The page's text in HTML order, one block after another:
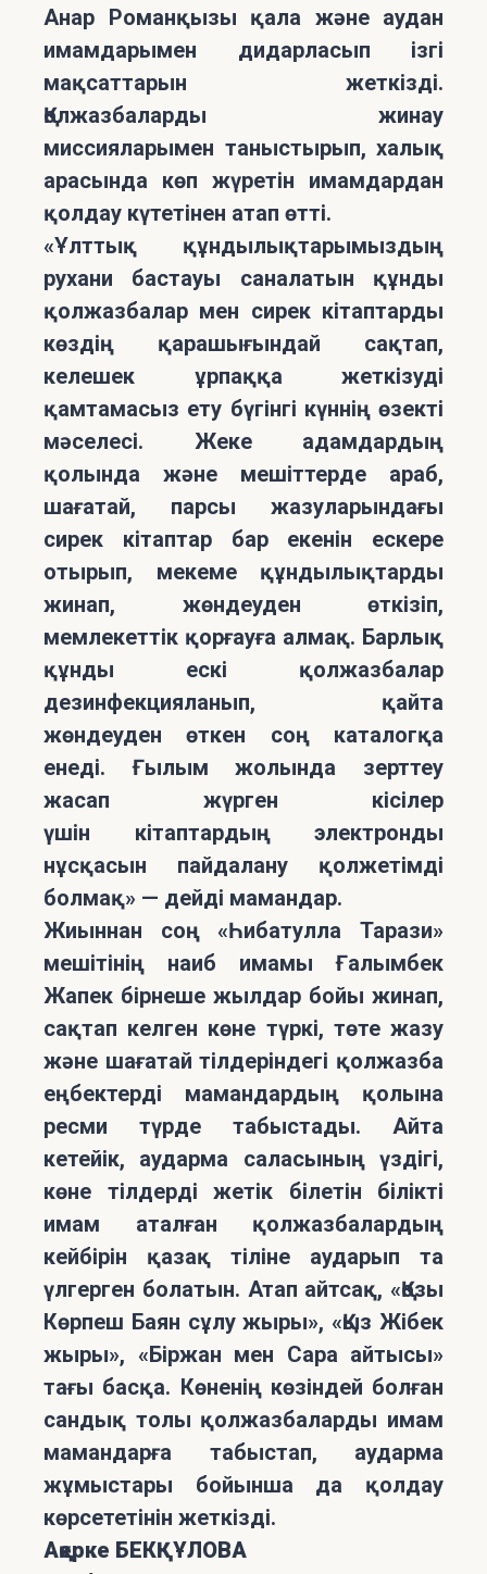
Анар Романқызы қала және аудан
имамдарымен дидарласып ізгі
мақсаттарын жеткізді.
Қолжазбаларды жинау
миссияларымен таныстырып, халық
арасында көп жүретін имамдардан
қолдау күтетінен атап өтті.
«Ұлттық құндылықтарымыздың
рухани бастауы саналатын құнды
қолжазбалар мен сирек кітаптарды
көздің қарашығындай сақтап,
келешек ұрпаққа жеткізуді
қамтамасыз ету бүгінгі күннің өзекті
мәселесі. Жеке адамдардың
қолында және мешіттерде араб,
шағатай, парсы жазуларындағы
сирек кітаптар бар екенін ескере
отырып, мекеме құндылықтарды
жинап, жөндеуден өткізіп,
мемлекеттік қорғауға алмақ. Барлық
құнды ескі қолжазбалар
дезинфекцияланып, қайта
жөндеуден өткен соң каталогқа
енеді. Ғылым жолында зерттеу
жасап жүрген кісілер
үшін кітаптардың электронды
нұсқасын пайдалану қолжетімді
болмақ» — дейді мамандар.
Жиыннан соң «Һибатулла Тарази»
мешітінің наиб имамы Ғалымбек
Жапек бірнеше жылдар бойы жинап,
сақтап келген көне түркі, төте жазу
және шағатай тілдеріндегі қолжазба
еңбектерді мамандардың қолына
ресми түрде табыстады. Айта
кетейік, аударма саласының үздігі,
көне тілдерді жетік білетін білікті
имам аталған қолжазбалардың
кейбірін қазақ тіліне аударып та
үлгерген болатын. Атап айтсақ, «Қозы
Көрпеш Баян сұлу жыры», «Қыз Жібек
жыры», «Біржан мен Сара айтысы»
тағы басқа. Көненің көзіндей болған
сандық толы қолжазбаларды имам
мамандарға табыстап, аударма
жұмыстары бойынша да қолдау
көрсететінін жеткізді.
Ақерке БЕКҚҰЛОВА